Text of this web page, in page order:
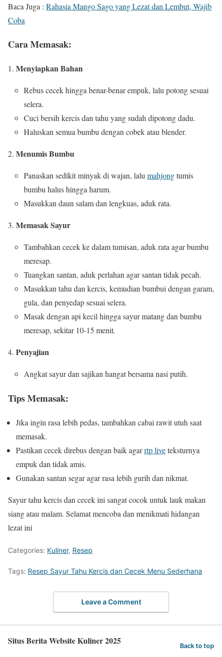
Baca Juga : Rahasia Mango Sago yang Lezat dan Lembut, Wajib
Coba
Cara Memasak:
Menyiapkan Bahan
Rebus cecek hingga benar-benar empuk, lalu potong sesuai
selera.
Cuci bersih kercis dan tahu yang sudah dipotong dadu.
Haluskan semua bumbu dengan cobek atau blender.
Menumis Bumbu
Panaskan sedikit minyak di wajan, lalumahjongtumis
bumbu halus hingga harum.
Masukkan daun salam dan lengkuas, aduk rata.
Memasak Sayur
Tambahkan cecek ke dalam tumisan, aduk rata agar bumbu
meresap.
Tuangkan santan, aduk perlahan agar santan tidak pecah.
Masukkan tahu dan kercis, kemudian bumbui dengan garam,
gula, dan penyedap sesuai selera.
Masak dengan api kecil hingga sayur matang dan bumbu
meresap, sekitar 10-15 menit.
Penyajian
Angkat sayur dan sajikan hangat bersama nasi putih.
Tips Memasak:
Jika ingin rasa lebih pedas, tambahkan cabai rawit utuh saat
memasak.
Pastikan cecek direbus dengan baik agarrtp liveteksturnya
empuk dan tidak amis.
Gunakan santan segar agar rasa lebih gurih dan nikmat.
Sayur tahu kercis dan cecek ini sangat cocok untuk lauk makan
siang atau malam. Selamat mencoba dan menikmati hidangan
lezat ini
Categories: Kuliner, Resep
Tags: Resep Sayur Tahu Kercis dan Cecek Menu Sederhana
Leave a Comment
Situs Berita Website Kuliner 2025 Back to top